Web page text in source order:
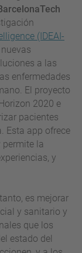
(IDEAI-
a las
enfermedades
El proyecto
2020 e
pacientes
Esta app ofrece
permite la
y
es mejorar
y sanitario y
que los
estado del